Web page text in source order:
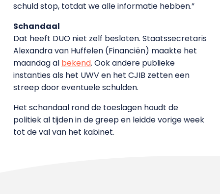
schuld stop, totdat we alle informatie hebben.”
Schandaal
Dat heeft DUO niet zelf besloten. Staatssecretaris
Alexandra van Huffelen (Financiën) maakte het
maandag al bekend. Ook andere publieke
instanties als het UWV en het CJIB zetten een
streep door eventuele schulden.
Het schandaal rond de toeslagen houdt de
politiek al tijden in de greep en leidde vorige week
tot de val van het kabinet.